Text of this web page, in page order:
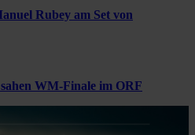
Rubey am Set von
WM-Finale im ORF